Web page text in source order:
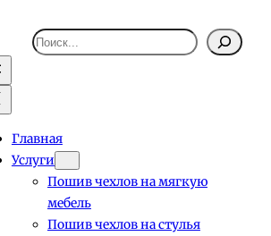
Поиск
Главная
Услуги
Пошив чехлов на мягкую
мебель
Пошив чехлов на стулья